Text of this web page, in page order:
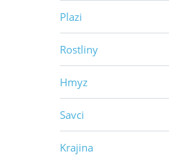
Plazi
Rostliny
Hmyz
Savci
Krajina